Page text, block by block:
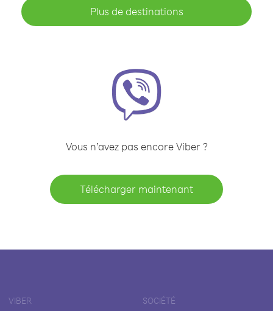
Plus de destinations
Vous n’avez pas encore Viber ?
Télécharger maintenant
VIBER SOCIÉTÉ